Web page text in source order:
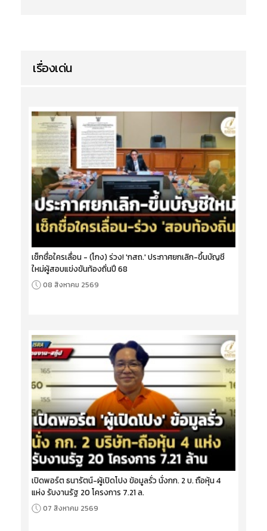
เรื่องเด่น
เช็กชื่อใครเลื่อน - (โกง) ร่วง! 'กสถ.' ประกาศยกเลิก-ขึ้นบัญชี
ใหม่ผู้สอบแข่งขันท้องถิ่นปี 68
08 สิงหาคม 2569
เปิดพอร์ต ธนารัตน์-ผู้เปิดโปง ข้อมูลรั่ว นั่งกก. 2 บ. ถือหุ้น 4
แห่ง รับงานรัฐ 20 โครงการ 7.21 ล.
07 สิงหาคม 2569